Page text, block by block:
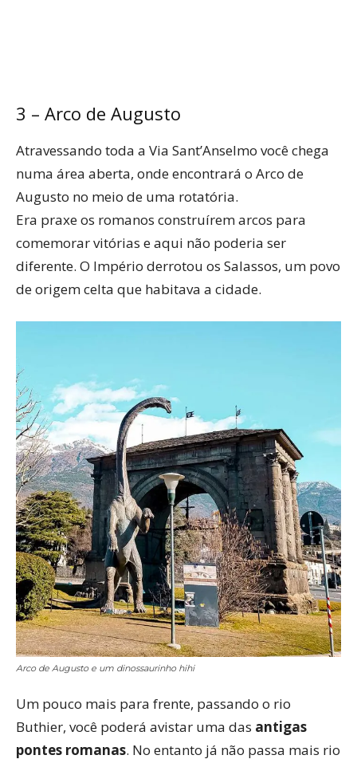
3 – Arco de Augusto
Atravessando toda a Via Sant’Anselmo você chega
numa área aberta, onde encontrará o Arco de
Augusto no meio de uma rotatória.
Era praxe os romanos construírem arcos para
comemorar vitórias e aqui não poderia ser
diferente. O Império derrotou os Salassos, um povo
de origem celta que habitava a cidade.
Arco de Augusto e um dinossaurinho hihi
Um pouco mais para frente, passando o rio
Buthier, você poderá avistar uma das antigas
pontes romanas. No entanto já não passa mais rio